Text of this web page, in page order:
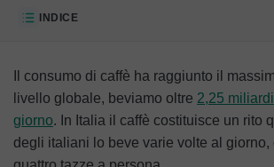
INDICE
Cos’è il caffè sostenibile e perché
Come rendere la tua abitudine di bere
sostenibile
Il consumo di caffè ha raggiunto il
livello globale, beviamo oltre 2,25
giorno. In Italia il caffè costituisce un rito
degli italiani lo beve varie volte al giorno,